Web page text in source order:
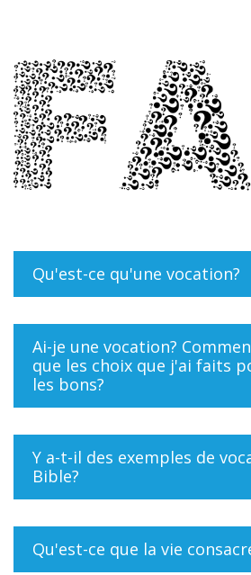
Qu'est-ce qu'une vocation?
Ai-je une vocation?
que les choix que j'ai faits
les bons?
Y a-t-il des exemples de
Bible?
Qu'est-ce que la vie